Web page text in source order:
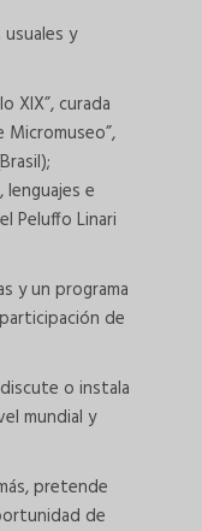
y
XIX”, curada
e
Peluffo Linari
y un programa
de
o instala
mundial y
pretende
de